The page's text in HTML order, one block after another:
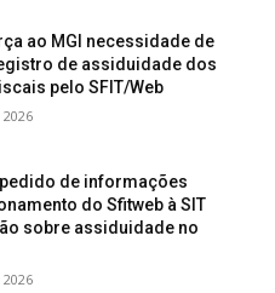
ao MGI necessidade de
de assiduidade dos
pelo SFIT/Web
pedido de informações
do Sfitweb à SIT
sobre assiduidade no